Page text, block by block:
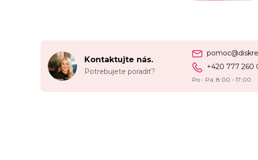
Kontaktujte nás.
Potrebujete poradiť?
+420 777 260
Po - Pá: 8:00 - 17:00